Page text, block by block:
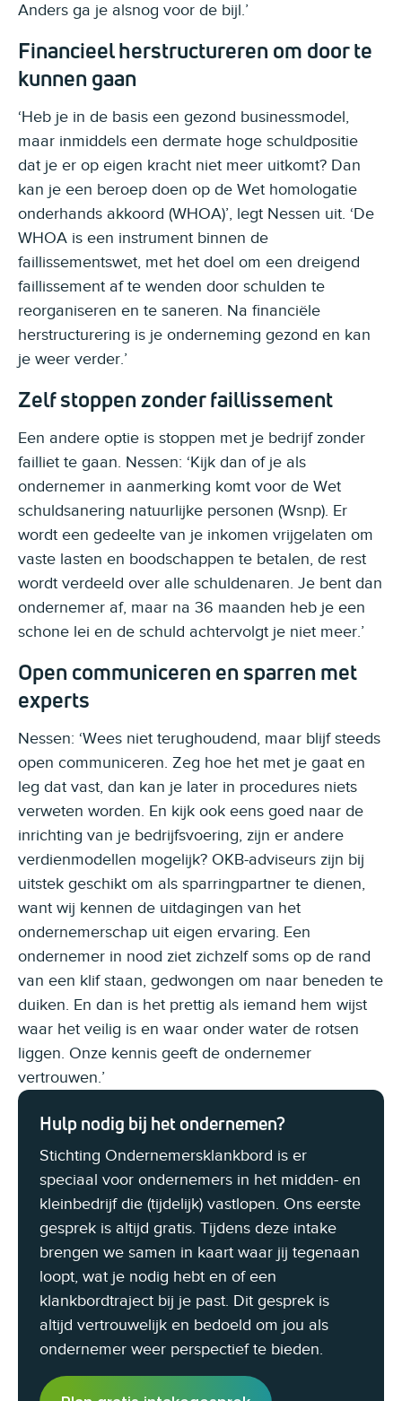
Anders ga je alsnog voor de bijl.’
Financieel herstructureren om door te
kunnen gaan
‘Heb je in de basis een gezond businessmodel,
maar inmiddels een dermate hoge schuldpositie
dat je er op eigen kracht niet meer uitkomt? Dan
kan je een beroep doen op de Wet homologatie
onderhands akkoord (WHOA)’, legt Nessen uit. ‘De
WHOA is een instrument binnen de
faillissementswet, met het doel om een dreigend
faillissement af te wenden door schulden te
reorganiseren en te saneren. Na financiële
herstructurering is je onderneming gezond en kan
je weer verder.’
Zelf stoppen zonder faillissement
Een andere optie is stoppen met je bedrijf zonder
failliet te gaan. Nessen: ‘Kijk dan of je als
ondernemer in aanmerking komt voor de Wet
schuldsanering natuurlijke personen (Wsnp). Er
wordt een gedeelte van je inkomen vrijgelaten om
vaste lasten en boodschappen te betalen, de rest
wordt verdeeld over alle schuldenaren. Je bent dan
ondernemer af, maar na 36 maanden heb je een
schone lei en de schuld achtervolgt je niet meer.’
Open communiceren en sparren met
experts
Nessen: ‘Wees niet terughoudend, maar blijf steeds
open communiceren. Zeg hoe het met je gaat en
leg dat vast, dan kan je later in procedures niets
verweten worden. En kijk ook eens goed naar de
inrichting van je bedrijfsvoering, zijn er andere
verdienmodellen mogelijk? OKB-adviseurs zijn bij
uitstek geschikt om als sparringpartner te dienen,
want wij kennen de uitdagingen van het
ondernemerschap uit eigen ervaring. Een
ondernemer in nood ziet zichzelf soms op de rand
van een klif staan, gedwongen om naar beneden te
duiken. En dan is het prettig als iemand hem wijst
waar het veilig is en waar onder water de rotsen
liggen. Onze kennis geeft de ondernemer
vertrouwen.’
Hulp nodig bij het ondernemen?
Stichting Ondernemersklankbord is er
speciaal voor ondernemers in het midden- en
kleinbedrijf die (tijdelijk) vastlopen. Ons eerste
gesprek is altijd gratis. Tijdens deze intake
brengen we samen in kaart waar jij tegenaan
loopt, wat je nodig hebt en of een
klankbordtraject bij je past. Dit gesprek is
altijd vertrouwelijk en bedoeld om jou als
ondernemer weer perspectief te bieden.